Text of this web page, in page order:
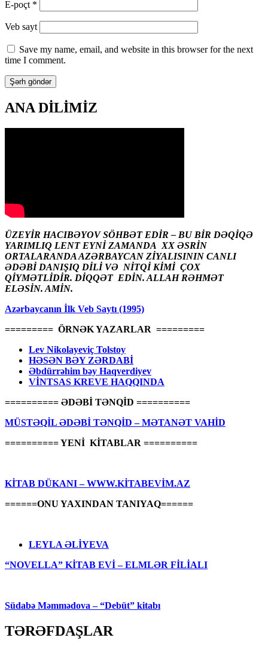
E-poçt *
Veb sayt
Save my name, email, and website in this browser for the next
time I comment.
ANA DİLİMİZ
ÜZEYİR HACIBƏYOV SÖHBƏT EDİR – BU BİR DƏQİQƏ
YARIMLIQ LENT EYNİ ZAMANDA XX ƏSRİN
ORTALARANDA AZƏRBAYCAN ZİYALISININ CANLI
ƏDƏBİ DANIŞIQ DİLİ VƏ NİTQİ KİMİ ÇOX
QİYMƏTLİDİR. DİQQƏT EDİN. ALLAH RƏHMƏT
ELƏSİN. AMİN.
Azərbaycanın İlk Veb Saytı (1995)
========= ÖRNƏK YAZARLAR =========
Lev Nikolayeviç Tolstoy
HƏSƏN BƏY ZƏRDABİ
Əbdürrəhim bəy Haqverdiyev
VİNTSAS KREVE HAQQINDA
========== ƏDƏBİ TƏNQİD ==========
MÜSTƏQİL ƏDƏBİ TƏNQİD – MƏTANƏT VAHİD
========== YENİ KİTABLAR ==========
KİTAB DÜKANI – WWW.KİTABEVİM.AZ
======ONU YAXINDAN TANIYAQ======
LEYLA ƏLİYEVA
“NOVELLA” KİTAB EVİ – ELMLƏR FİLİALI
Südabə Məmmədova – “Debüt” kitabı
TƏRƏFDAŞLAR